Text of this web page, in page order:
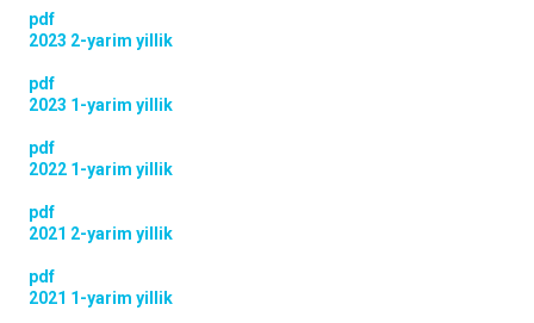
pdf
2023 2-yarim yillik
pdf
2023 1-yarim yillik
pdf
2022 1-yarim yillik
pdf
2021 2-yarim yillik
pdf
2021 1-yarim yillik